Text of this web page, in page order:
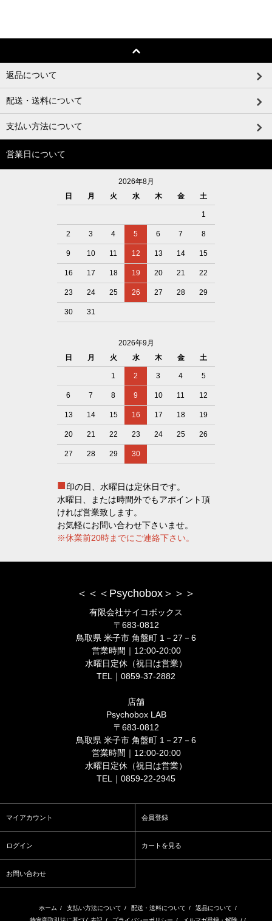
返品について
配送・送料について
支払い方法について
営業日について
2026年8月
日
月 火 水 木 金 土
1
2 3 4 5 6 7 8
9 10 11 12 13 14 15
16 17 18 19 20 21 22
23 24 25 26 27 28 29
30 31
2026年9月
日
月 火 水 木 金 土
1 2 3 4 5
6 7 8 9 10 11 12
13 14 15 16 17 18 19
20 21 22 23 24 25 26
27 28 29 30
■印の日、水曜日は定休日です。
水曜日、または時間外でもアポイント頂
ければ営業致します。
お気軽にお問い合わせ下さいませ。
※休業前20時までにご連絡下さい。
＜＜＜Psychobox＞＞＞
有限会社サイコボックス
〒683-0812
鳥取県 米子市 角盤町 1－27－6
営業時間｜12:00-20:00
水曜日定休（祝日は営業）
TEL｜0859-37-2882
店舗
Psychobox LAB
〒683-0812
鳥取県 米子市 角盤町 1－27－6
営業時間｜12:00-20:00
水曜日定休（祝日は営業）
TEL｜0859-22-2945
マイアカウント 会員登録
ログイン カートを見る
お問い合わせ
ホーム / 支払い方法について / 配送・送料について / 返品について /